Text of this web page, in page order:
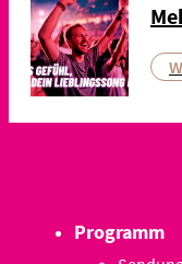
Programm